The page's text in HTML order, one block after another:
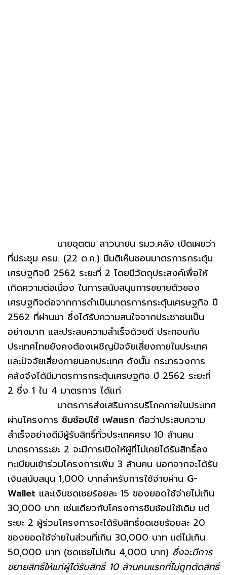
นายอุตตม สาวนายน รมว.คลัง เปิดเผยว่า
ที่ประชุม ครม. (22 ต.ค.) มีมติเห็นชอบมาตรการกระตุ้น
เศรษฐกิจปี 2562 ระยะที่ 2 โดยมีวัตถุประสงค์เพื่อให้
เกิดความต่อเนื่อง ในการสนับสนุนการขยายตัวของ
เศรษฐกิจต่อจากการดำเนินมาตรการกระตุ้นเศรษฐกิจ ปี
2562 ที่ผ่านมา ซึ่งได้รับความสนใจจากประชาชนเป็น
อย่างมาก และประสบความสำเร็จด้วยดี ประกอบกับ
ประเทศไทยยังคงต้องเผชิญปัจจัยเสี่ยงภายในประเทศ
และปัจจัยเสี่ยงภายนอกประเทศ ดังนั้น กระทรวงการ
คลังจึงได้มีมาตรการกระตุ้นเศรษฐกิจ ปี 2562 ระยะที่
2 ซึ่ง 1 ใน 4 มาตรการ ได้แก่
มาตรการส่งเสริมการบริโภคภายในประเทศ
ผ่านโครงการ ชิมช้อปใช้ เฟสแรก ถือว่าประสบความ
สำเร็จอย่างดีมีผู้รับสิทธิ์ทั่วประเทศครบ 10 ล้านคน
มาตรการระยะ 2 จะมีการเปิดให้ผู้ที่ไม่เคยได้รับสิทธิ์ลง
ทะเบียนเข้าร่วมโครงการเพิ่ม 3 ล้านคน นอกจากจะได้รับ
เงินสนับสนุน 1,000 บาทสำหรับการใช้จ่ายผ่าน G-
Wallet และเงินชดเชยร้อยละ 15 ของยอดใช้จ่ายไม่เกิน
30,000 บาท เช่นเดียวกับโครงการชิมช้อปใช้เดิม แต่
ระยะ 2 ผู้ร่วมโครงการจะได้รับสิทธิ์ชดเชยร้อยละ 20
ของยอดใช้จ่ายในส่วนที่เกิน 30,000 บาท แต่ไม่เกิน
50,000 บาท (ชดเชยไม่เกิน 4,000 บาท) ซึ่งจะมีการ
ขยายสิทธิ์ให้แก่ผู้ได้รับสิทธิ์ 10 ล้านคนแรกที่ไม่ถูกตัดสิทธิ์